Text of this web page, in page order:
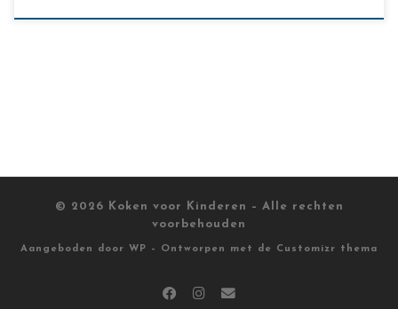
© 2026 Koken voor Kinderen
– Alle rechten
voorbehouden
Aangeboden door WP – Ontworpen met de Customizr thema